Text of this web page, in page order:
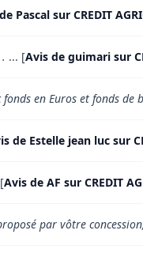
Pascal sur CREDIT
... [Avis de guimari sur
en Euros et fonds de
de Estelle jean luc sur
Avis de AF sur CREDIT
par vôtre